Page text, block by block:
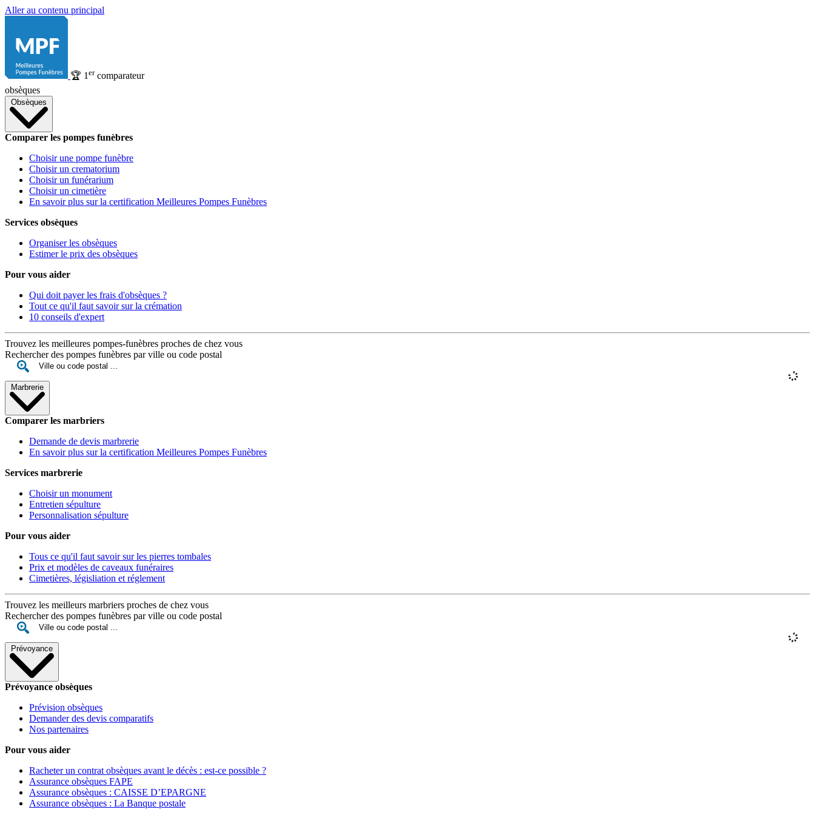
Aller au contenu principal
🏆 1 ercomparateur
obsèques
Obsèques
Comparer les pompes funèbres
Choisir une pompe funèbre
Choisir un crematorium
Choisir un funérarium
Choisir un cimetière
En savoir plus sur la certification Meilleures Pompes Funèbres
Services obsèques
Organiser les obsèques
Estimer le prix des obsèques
Pour vous aider
Qui doit payer les frais d'obsèques ?
Tout ce qu'il faut savoir sur la crémation
10 conseils d'expert
Trouvez les meilleures pompes-funèbres proches de chez vous
Rechercher des pompes funèbres par ville ou code postal
Marbrerie
Comparer les marbriers
Demande de devis marbrerie
En savoir plus sur la certification Meilleures Pompes Funèbres
Services marbrerie
Choisir un monument
Entretien sépulture
Personnalisation sépulture
Pour vous aider
Tous ce qu'il faut savoir sur les pierres tombales
Prix et modèles de caveaux funéraires
Cimetières, législiation et réglement
Trouvez les meilleurs marbriers proches de chez vous
Rechercher des pompes funèbres par ville ou code postal
Prévoyance
Prévoyance obsèques
Prévision obsèques
Demander des devis comparatifs
Nos partenaires
Pour vous aider
Racheter un contrat obsèques avant le décès : est-ce possible ?
Assurance obsèques FAPE
Assurance obsèques : CAISSE D’EPARGNE
Assurance obsèques : La Banque postale